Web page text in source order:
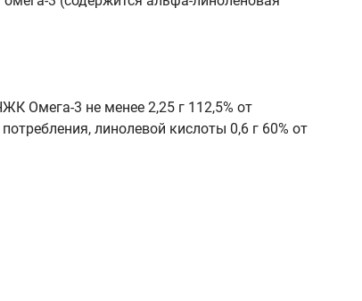
Омега-3 не менее 2,25 г 112,5% от
линолевой кислоты 0,6 г 60% от